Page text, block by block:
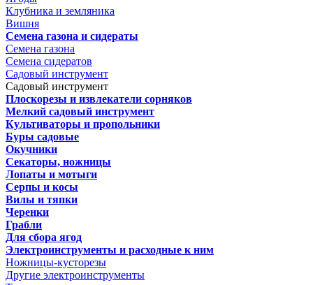
Клубника и земляника
Вишня
Семена газона и сидераты
Семена газона
Семена сидератов
Садовый инструмент
Садовый инструмент
Плоскорезы и извлекатели сорняков
Мелкий садовый инструмент
Культиваторы и пропольники
Буры садовые
Окучники
Секаторы, ножницы
Лопаты и мотыги
Серпы и косы
Вилы и тяпки
Черенки
Грабли
Для сбора ягод
Электроинструменты и расходные к ним
Ножницы-кусторезы
Другие электроинструменты